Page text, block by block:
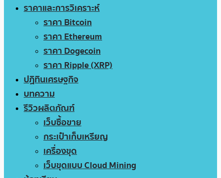
ราคาและการวิเคราะห์
ราคา Bitcoin
ราคา Ethereum
ราคา Dogecoin
ราคา Ripple (XRP)
ปฏิทินเศรษฐกิจ
บทความ
รีวิวผลิตภัณฑ์
เว็บซื้อขาย
กระเป๋าเก็บเหรียญ
เครื่องขุด
เว็บขุดแบบ Cloud Mining